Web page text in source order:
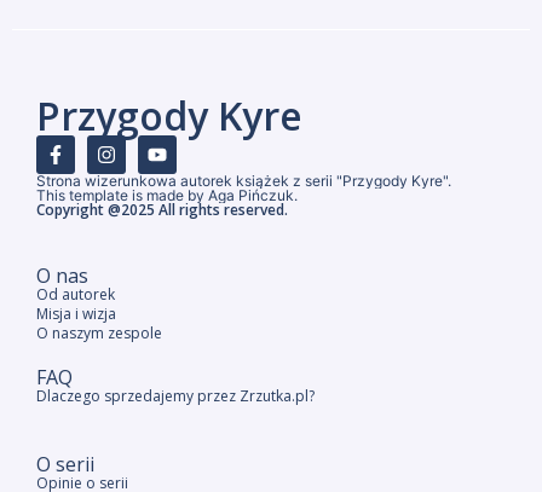
Przygody Kyre
Strona wizerunkowa autorek książek z serii "Przygody Kyre".
This template is made by Aga Pińczuk.
Copyright @2025 All rights reserved.
O nas
Od autorek
Misja i wizja
O naszym zespole
FAQ
Dlaczego sprzedajemy przez Zrzutka.pl?
O serii
Opinie o serii